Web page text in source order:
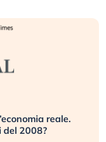
reale.
del 2008?